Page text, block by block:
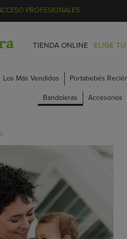
PROFESIONALES
TIENDA ONLINE ELIGE
Los Más Vendidos Portabebés
Bandoleras
Accesorios